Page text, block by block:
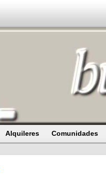
Alquileres Comunidades